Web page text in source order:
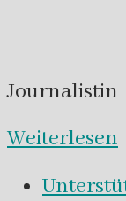
Journalistin
Weiterlesen